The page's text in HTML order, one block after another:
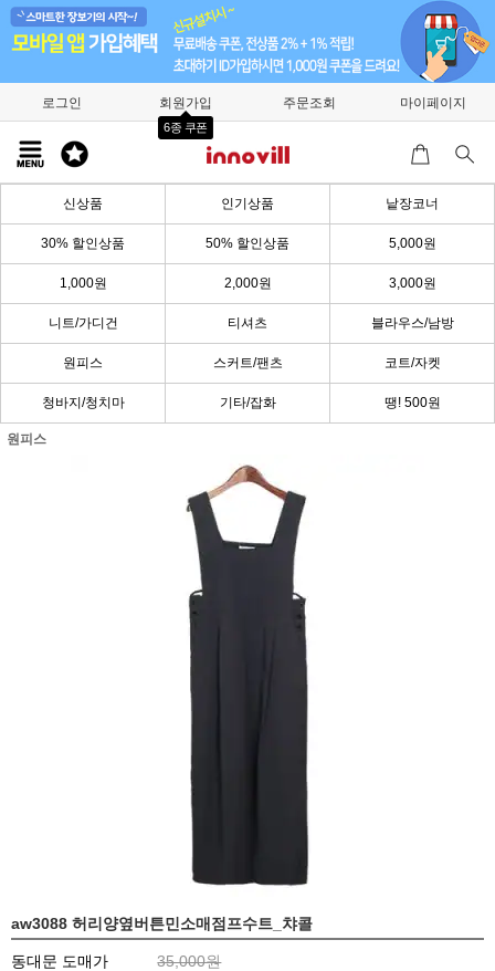
로그인 회원가입
6종 쿠폰
주문조회 마이페이지
신상품 인기상품 낱장코너
30% 할인상품 50% 할인상품 5,000원
1,000원 2,000원 3,000원
니트/가디건 티셔츠 블라우스/남방
원피스 스커트/팬츠 코트/자켓
청바지/청치마 기타/잡화 땡! 500원
원피스
aw3088 허리양옆버튼민소매점프수트_챠콜
동대문 도매가
35,000원